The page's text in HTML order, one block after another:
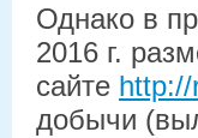
Однако в
2016 г.
сайте http://
добычи